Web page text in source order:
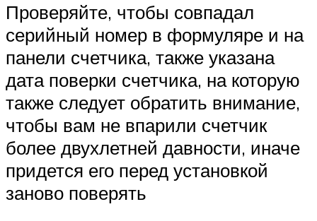
Проверяйте, чтобы совпадал
серийный номер в формуляре и на
панели счетчика, также указана
дата поверки счетчика, на которую
также следует обратить внимание,
чтобы вам не впарили счетчик
более двухлетней давности, иначе
придется его перед установкой
заново поверять